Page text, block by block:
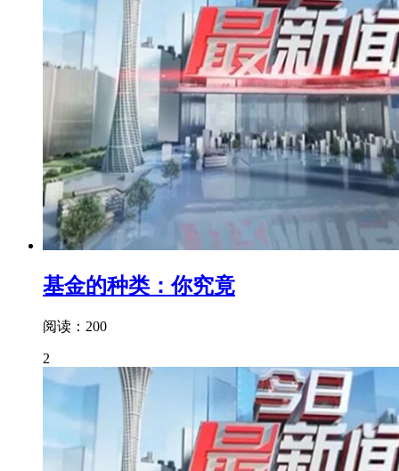
基金的种类：你究竟
阅读：200
2